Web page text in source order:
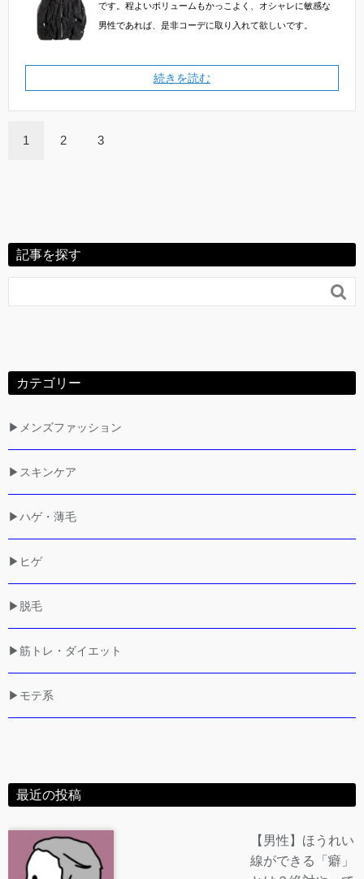
です。程よいボリュームもかっこよく、オシャレに敏感な
男性であれば、是非コーデに取り入れて欲しいです。
続きを読む
1 2 3
記事を探す

カテゴリー
▶メンズファッション
▶スキンケア
▶ハゲ・薄毛
▶ヒゲ
▶脱毛
▶筋トレ・ダイエット
▶モテ系
最近の投稿
【男性】ほうれい
線ができる「癖」